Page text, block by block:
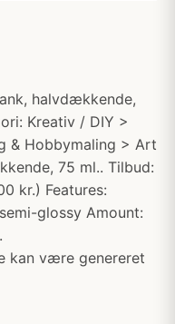
halvdækkende,
Kreativ / DIY >
& Hobbymaling > Art
75 ml.. Tilbud:
kr.) Features:
glossy Amount:
kan være genereret